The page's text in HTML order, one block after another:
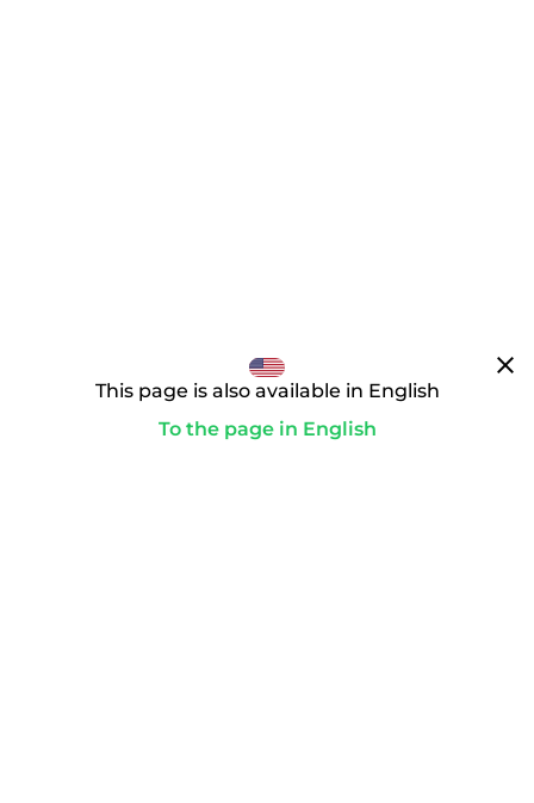
This page is also available in English
To the page in English
clear